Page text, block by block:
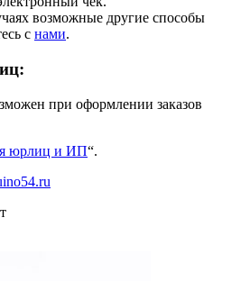
возможные другие способы
с нами.
при оформлении заказов
юрлиц и ИП“.